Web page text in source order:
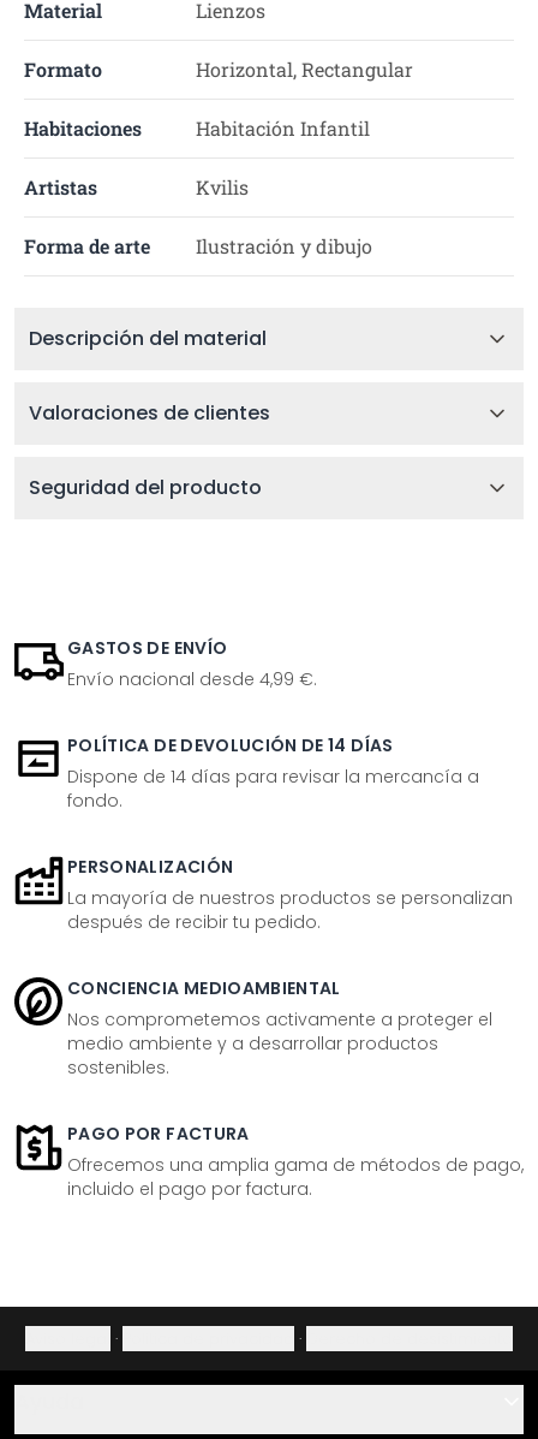
Material Lienzos
Formato Horizontal, Rectangular
Habitaciones Habitación Infantil
Artistas Kvilis
Forma de arte Ilustración y dibujo
Descripción del material
Valoraciones de clientes
Seguridad del producto
GASTOS DE ENVÍO
Envío nacional desde 4,99 €.
POLÍTICA DE DEVOLUCIÓN DE 14 DÍAS
Dispone de 14 días para revisar la mercancía a
fondo.
PERSONALIZACIÓN
La mayoría de nuestros productos se personalizan
después de recibir tu pedido.
CONCIENCIA MEDIOAMBIENTAL
Nos comprometemos activamente a proteger el
medio ambiente y a desarrollar productos
sostenibles.
PAGO POR FACTURA
Ofrecemos una amplia gama de métodos de pago,
incluido el pago por factura.
· ·